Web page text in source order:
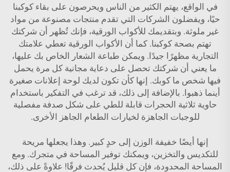
في الواقع، يهتم الكثير من الناس ويحرصون على بقاء كوكبنا
حيًا، ويفضلون الشركات التي تقدم منتجات مصنوعة من مواد
غير ملوثة. وبتقديمك للأكواب الورقية، فإنك تُظهر أن شركتك
تهتم بصحة كوكبنا. كما أن الأكواب الورقية تعطي علامتك
التجارية مظهرًا جيدًا. ويمكن طباعة الشعار الخاص بك عليها،
ما يعني أن شركتك تحصل على دعاية مجانية كل مرة يحمل
فيها شخص ما كوبك. إنها كأن تكون لديك لوحة إعلانات صغيرة
أينما ذهبوا. بالإضافة إلى ذلك، قد ترغب في التفكير باستخدام
حاوية ثلاثية الحجرات قابلة للطي على شكل صدفة مفصلية
للوجبات الجاهزة لخيارات الطعام الجاهز الأخرى.
إنها أيضًا خفيفة الوزن إلى حدٍ كبير. وهذا يجعلها مريحة
للتكديس والتخزين، ويمكنك توفير المساحة في متجرك. ومع
المساحة المحدودة، فإن كل قليل يُحدث فرقًا! علاوةً على ذلك،